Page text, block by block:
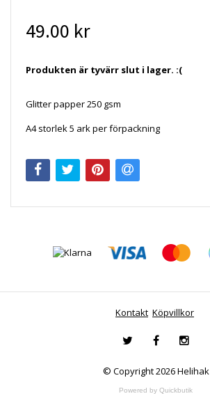
49.00 kr
Produkten är tyvärr slut i lager. :(
Glitter papper 250 gsm
A4 storlek 5 ark per förpackning
Kontakt Köpvillkor
© Copyright 2026 Helihak
Powered by Quickbutik